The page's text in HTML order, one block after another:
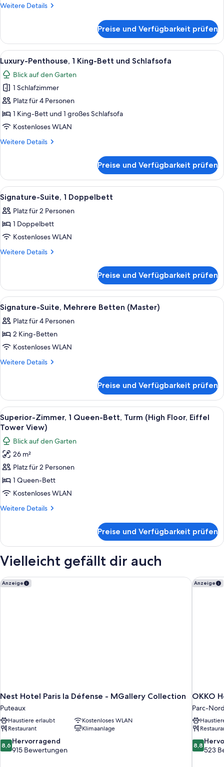
Schlafsofa
Weitere Details
Weitere
Suite,
1 King-
Bett
und
Schlafsofa
Preise und Verfügbarkeit prüfen
Alle
Fotos
für
Luxury-
Penthouse,
1 King-
Bett
Schlafsofa
Ein modernes Hotelzimmer mit
7
Luxury-Penthouse, 1 King-Bett und Schlafsofa
Blick auf den Garten
1 Schlafzimmer
Platz für 4 Personen
1 King-Bett und 1 großes Schlafsofa
Kostenloses WLAN
Weitere Details
Weitere
Penthouse,
1 King-
Bett
und
Schlafsofa
Preise und Verfügbarkeit prüfen
Alle
Fotos
für
Signature-
Suite,
1
42-Zoll-Plasmafernseher mit
8
Signature-Suite, 1 Doppelbett
Platz für 2 Personen
1 Doppelbett
Kostenloses WLAN
Weitere Details
Weitere
Suite,
Doppelbett
Preise und Verfügbarkeit prüfen
Alle
Fotos
für
Signature-
Suite,
Mehrere
anzeigen
Hochwertige Bettwaren,
9
Signature-Suite, Mehrere Betten (Master)
Platz für 4 Personen
2 King-Betten
Kostenloses WLAN
Weitere Details
Weitere
Suite,
Mehrere
Betten
(Master)
Preise und Verfügbarkeit prüfen
Alle
Fotos
für
Superior-
Zimmer,
1
Queen-
Bett,
Turm
Eiffel
Tower
View)
Ein Hotelzimmer mit einem großen
4
Superior-Zimmer, 1 Queen-Bett, Turm (High Floor, Eiffel
Tower View)
Blick auf den Garten
26 m²
Platz für 2 Personen
1 Queen-Bett
Kostenloses WLAN
Weitere Details
Weitere
Zimmer,
Queen-
Turm
(High
Preise und Verfügbarkeit prüfen
Vielleicht gefällt dir auch
Anzeige
Nest Hotel Paris la Défense - MGallery Collection
Puteaux
Haustiere erlaubt
Kostenloses WLAN
Restaurant
Klimaanlage
8.6
von
8,6 Hervorragend
915 Bewertungen
Nest Hotel Paris la Défense - MGallery Collection Anzeige
OKKO
Parc-
8.8
von
8,8
523
OKKO